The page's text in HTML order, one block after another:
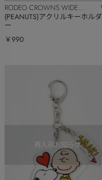
RODEO CROWNS WIDE
BOWL
(PEANUTS)アクリルキーホルダ
ー
￥990